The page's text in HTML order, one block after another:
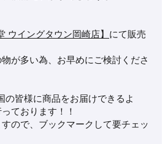
ウイングタウン岡崎店】 にて販売
が多い為、お早めにご検討くださ
の皆様に商品をお届けできるよ
ております！！
ので、ブックマークして要チェッ